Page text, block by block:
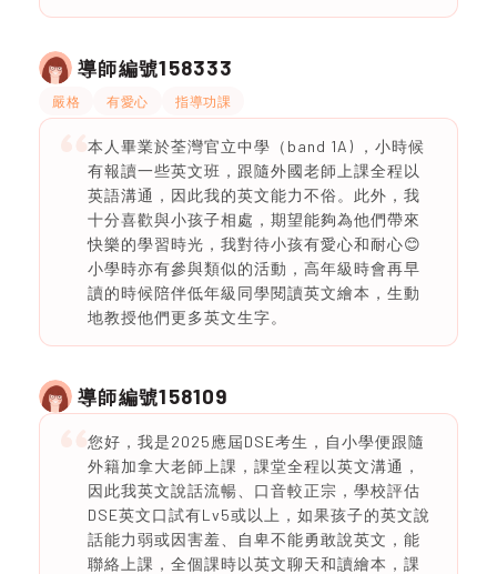
導師編號158333
嚴格 有愛心 指導功課
本人畢業於荃灣官立中學（band 1A) ，小時候
有報讀一些英文班，跟隨外國老師上課全程以
英語溝通，因此我的英文能力不俗。此外，我
十分喜歡與小孩子相處，期望能夠為他們帶來
快樂的學習時光，我對待小孩有愛心和耐心😊
小學時亦有參與類似的活動，高年級時會再早
讀的時候陪伴低年級同學閱讀英文繪本，生動
地教授他們更多英文生字。
導師編號158109
您好，我是2025應屆DSE考生，自小學便跟隨
外籍加拿大老師上課，課堂全程以英文溝通，
因此我英文說話流暢、口音較正宗，學校評估
DSE英文口試有Lv5或以上，如果孩子的英文說
話能力弱或因害羞、自卑不能勇敢說英文，能
聯絡上課，全個課時以英文聊天和讀繪本，課